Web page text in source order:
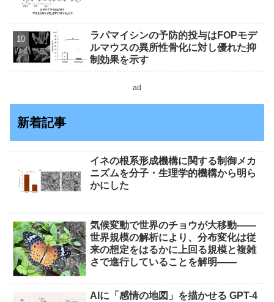
ラパマイシンの予防的投与はFOPモデ
ルマウスの異所性骨化に対し優れた抑
制効果を示す
ad
新着記事
イネの根系形成機構に関する制御メカ
ニズムを分子・生理学的機構から明ら
かにした
気候変動で世界のチョウが大移動――
世界規模の解析により、分布変化は従
来の想定をはるかに上回る規模と複雑
さで進行していることを解明――
AIに「感情の地図」を描かせる GPT-4